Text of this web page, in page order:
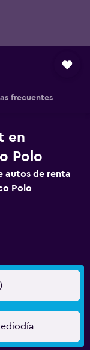
frecuentes
en
Polo
autos de renta
Polo